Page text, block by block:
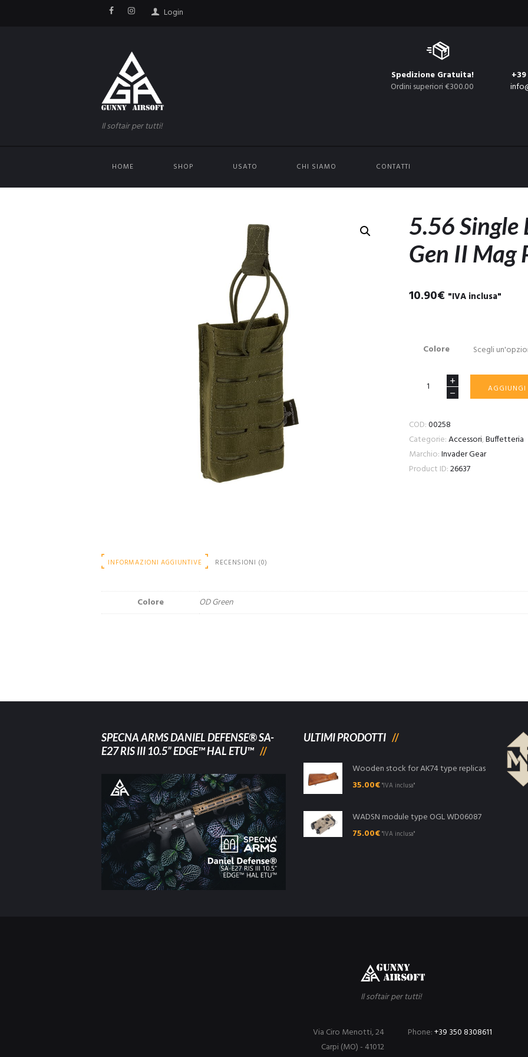
Login
Il softair per tutti!
Spedizione Gratuita!
Ordini superiori €300.00
HOME SHOP USATO CHI SIAMO CONTATTI
5.56 Single
Gen II Mag
10.90€ "IVA inclusa"
Colore
Action
Gen
II
Mag
AGGIUNGI
COD:00258
Categorie:Accessori,Buffetteria
Marchio:Invader Gear
Product ID:26637
INFORMAZIONI AGGIUNTIVE RECENSIONI (0)
Colore OD Green
SPECNA ARMS DANIEL DEFENSE® SA-
E27 RIS III 10.5” EDGE™ HAL ETU™
ULTIMI PRODOTTI
Wooden stock for AK74 type replicas
35.00€"IVA inclusa"
WADSN module type OGL WD06087
75.00€"IVA inclusa"
Il softair per tutti!
Phone:+39 350 8308611
Via Ciro Menotti, 24
Carpi (MO) - 41012